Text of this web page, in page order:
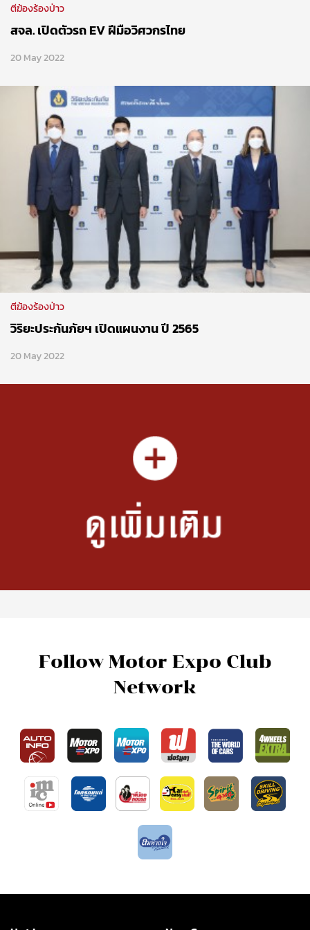
ตีฆ้องร้องป่าว
สจล. เปิดตัวรถ EV ฝีมือวิศวกรไทย
20 May 2022
ตีฆ้องร้องป่าว
วิริยะประกันภัยฯ เปิดแผนงาน ปี 2565
20 May 2022
Follow Motor Expo Club
Network